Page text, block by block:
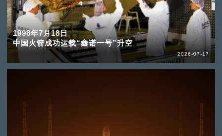
1998年7月18日
中国火箭成功运载“鑫诺一号”升空
2026-07-17